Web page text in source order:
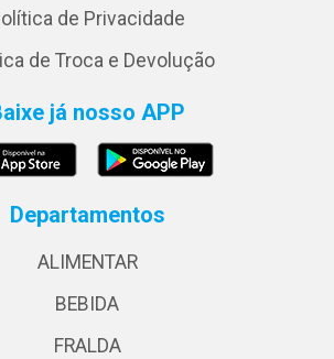
de Privacidade
de Troca e Devolução
já nosso APP
Departamentos
ALIMENTAR
BEBIDA
FRALDA